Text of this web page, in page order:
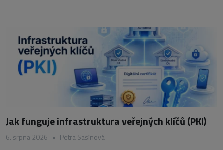
Jak funguje infrastruktura veřejných klíčů (PKI)
6. srpna 2026 • Petra Sasínová